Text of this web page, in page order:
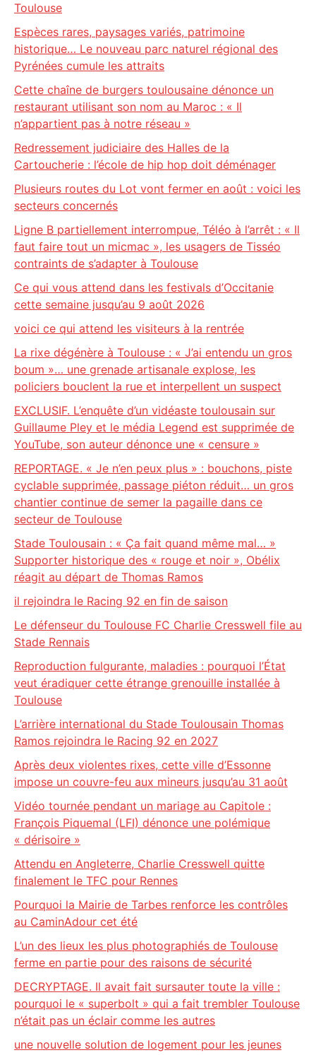
Toulouse
Espèces rares, paysages variés, patrimoine
historique… Le nouveau parc naturel régional des
Pyrénées cumule les attraits
Cette chaîne de burgers toulousaine dénonce un
restaurant utilisant son nom au Maroc : « Il
n’appartient pas à notre réseau »
Redressement judiciaire des Halles de la
Cartoucherie : l’école de hip hop doit déménager
Plusieurs routes du Lot vont fermer en août : voici les
secteurs concernés
Ligne B partiellement interrompue, Téléo à l’arrêt : « Il
faut faire tout un micmac », les usagers de Tisséo
contraints de s’adapter à Toulouse
Ce qui vous attend dans les festivals d’Occitanie
cette semaine jusqu’au 9 août 2026
voici ce qui attend les visiteurs à la rentrée
La rixe dégénère à Toulouse : « J’ai entendu un gros
boum »… une grenade artisanale explose, les
policiers bouclent la rue et interpellent un suspect
EXCLUSIF. L’enquête d’un vidéaste toulousain sur
Guillaume Pley et le média Legend est supprimée de
YouTube, son auteur dénonce une « censure »
REPORTAGE. « Je n’en peux plus » : bouchons, piste
cyclable supprimée, passage piéton réduit… un gros
chantier continue de semer la pagaille dans ce
secteur de Toulouse
Stade Toulousain : « Ça fait quand même mal… »
Supporter historique des « rouge et noir », Obélix
réagit au départ de Thomas Ramos
il rejoindra le Racing 92 en fin de saison
Le défenseur du Toulouse FC Charlie Cresswell file au
Stade Rennais
Reproduction fulgurante, maladies : pourquoi l’État
veut éradiquer cette étrange grenouille installée à
Toulouse
L’arrière international du Stade Toulousain Thomas
Ramos rejoindra le Racing 92 en 2027
Après deux violentes rixes, cette ville d’Essonne
impose un couvre-feu aux mineurs jusqu’au 31 août
Vidéo tournée pendant un mariage au Capitole :
François Piquemal (LFI) dénonce une polémique
« dérisoire »
Attendu en Angleterre, Charlie Cresswell quitte
finalement le TFC pour Rennes
Pourquoi la Mairie de Tarbes renforce les contrôles
au CaminAdour cet été
L’un des lieux les plus photographiés de Toulouse
ferme en partie pour des raisons de sécurité
DECRYPTAGE. Il avait fait sursauter toute la ville :
pourquoi le « superbolt » qui a fait trembler Toulouse
n’était pas un éclair comme les autres
une nouvelle solution de logement pour les jeunes